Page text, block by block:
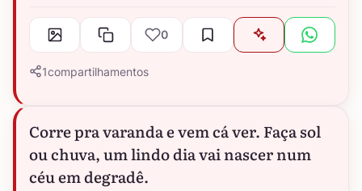
0
1compartilhamentos
Corre pra varanda e vem cá ver. Faça sol
ou chuva, um lindo dia vai nascer num
céu em degradê.